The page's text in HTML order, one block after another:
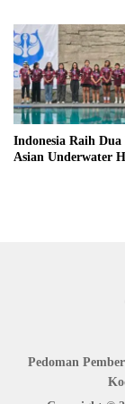
Indonesia Raih
Asian Underwater
Pedoman